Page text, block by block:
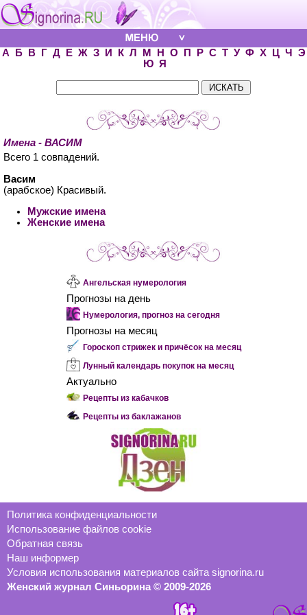
А Б В Г Д Е Ж З И К Л М Н О П Р С Т У Ф Х Ц Ч
Э
Ю Я
Имена - ВАСИМ
Всего 1 совпадений.
Васим
(арабское) Красивый.
Мужские имена
Женские имена
Ангельская нумерология
Прогнозы на день
Нумерология, прогноз на сегодня
Прогнозы на месяц
Гороскоп стрижек и причёсок на месяц
Лунный календарь покупок на месяц
Актуально
Рецепты из кабачков
Рецепты из баклажанов
Политика конфиденциальности
Использование файлов cookie
Обратная связь
Наш информер
Условия использования материалов сайта signorina.ru
Женский журнал Синьорина © 2009-2026